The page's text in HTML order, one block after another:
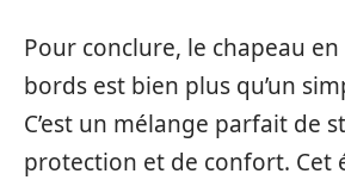
Pour conclure, le chapeau
bords est bien plus qu’un
C’est un mélange parfait de
protection et de confort. Cet